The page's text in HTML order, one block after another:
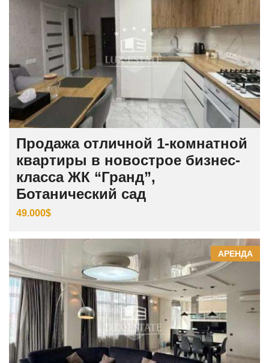
Продажа отличной 1-комнатной
квартиры в новострое бизнес-
класса ЖК “Гранд”,
Ботанический сад
49.000$
АРЕНДА